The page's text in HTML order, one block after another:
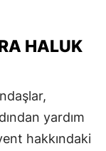
HALUK
yardım
hakkındaki